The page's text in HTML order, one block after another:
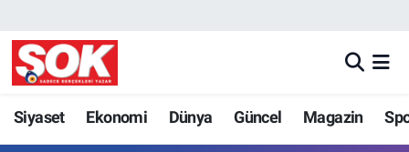
Siyaset Ekonomi Dünya Güncel Magazin
GÜNDEM
DÜNYA
Nöbetçi Eczaneler
Hava Durumu